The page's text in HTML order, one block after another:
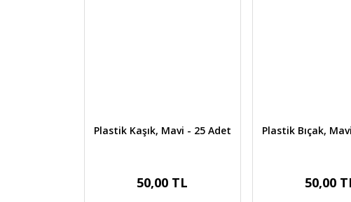
Plastik Kaşık, Mavi - 25 Adet
50,00 TL
Plastik Bıçak,
50,00